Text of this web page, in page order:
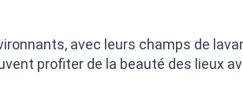
avec leurs champs de
profiter de la beauté des lieux